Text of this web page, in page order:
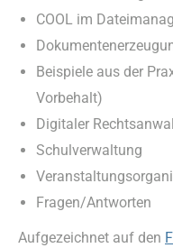
COOL im
Beispiele aus der
Vorbehalt)
Digitaler
Schulverwaltung
Fragen/Antworten
Aufgezeichnet auf den